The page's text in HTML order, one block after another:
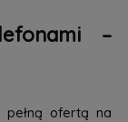
–
pełną ofertą na